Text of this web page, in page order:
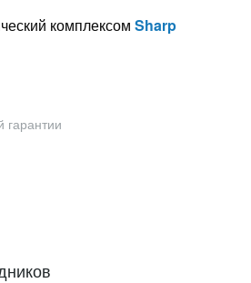
комплексомSharp
гарантии